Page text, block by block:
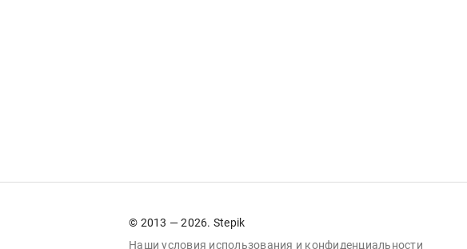
© 2013 — 2026. Stepik
Наши условия использования и конфиденциальности